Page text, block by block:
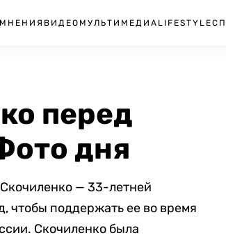
МНЕНИЯ ВИДЕО МУЛЬТИМЕДИА LIFESTYLE
перед
дня
— 33-летней
чтобы поддержать ее во время
Скочиленко была